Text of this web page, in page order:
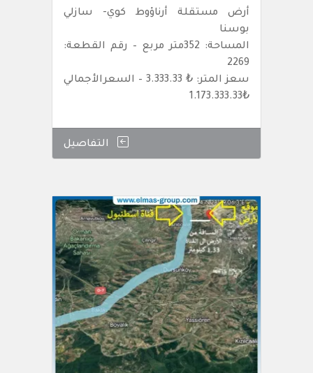
أرض مستقلة أرناؤوط كوي- سازلي
بوسنا
المساحة: 352متر مربع – رقم القطعة:
2269
سعز المتر: ₺ 3.333.33 – السعرالأجمالي
₺1.173.333.33
التفاصيل